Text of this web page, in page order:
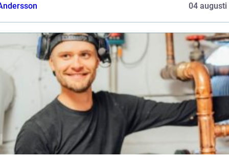
04 augusti